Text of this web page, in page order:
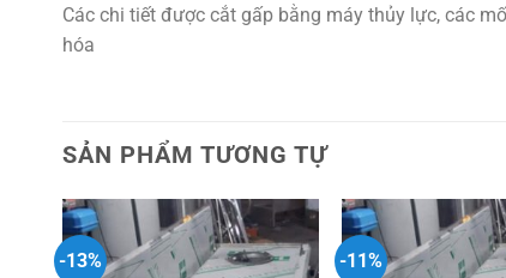
Các chi tiết được cắt gấp bằng máy thủy lực, các
hóa
SẢN PHẨM TƯƠNG TỰ
-13% -11%